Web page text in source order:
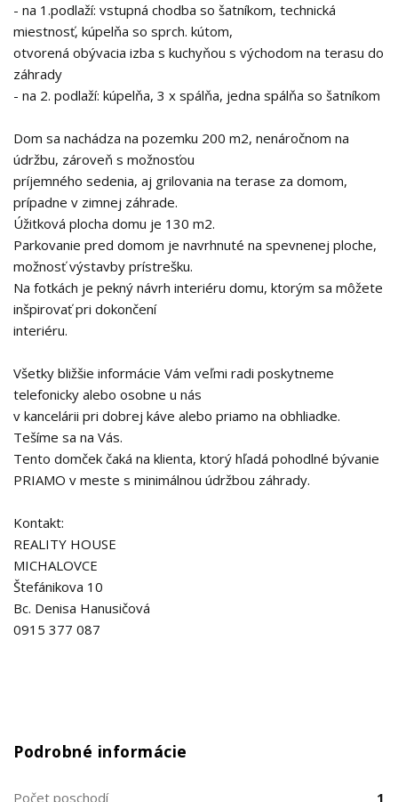
- na 1.podlaží: vstupná chodba so šatníkom, technická
miestnosť, kúpelňa so sprch. kútom,
otvorená obývacia izba s kuchyňou s východom na terasu do
záhrady
- na 2. podlaží: kúpelňa, 3 x spálňa, jedna spálňa so šatníkom
Dom sa nachádza na pozemku 200 m2, nenáročnom na
údržbu, zároveň s možnosťou
príjemného sedenia, aj grilovania na terase za domom,
prípadne v zimnej záhrade.
Úžitková plocha domu je 130 m2.
Parkovanie pred domom je navrhnuté na spevnenej ploche,
možnosť výstavby prístrešku.
Na fotkách je pekný návrh interiéru domu, ktorým sa môžete
inšpirovať pri dokončení
interiéru.
Všetky bližšie informácie Vám veľmi radi poskytneme
telefonicky alebo osobne u nás
v kancelárii pri dobrej káve alebo priamo na obhliadke.
Tešíme sa na Vás.
Tento domček čaká na klienta, ktorý hľadá pohodlné bývanie
PRIAMO v meste s minimálnou údržbou záhrady.
Kontakt:
REALITY HOUSE
MICHALOVCE
Štefánikova 10
Bc. Denisa Hanusičová
0915 377 087
Podrobné informácie
Počet poschodí 1